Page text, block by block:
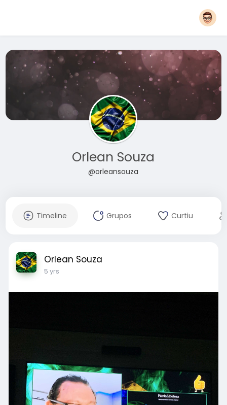
Orlean Souza
@orleansouza
Timeline Grupos Curtiu
Orlean Souza
5 yrs